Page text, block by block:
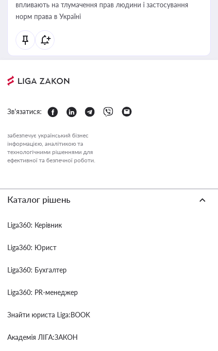
впливають на тлумачення прав людини і застосування
норм права в Україні
Зв'язатися:
забезпечує український бізнес
інформацією, аналітикою та
технологічними рішеннями для
ефективної та безпечної роботи.
Каталог рішень
Liga360: Керівник
Liga360: Юрист
Liga360: Бухгалтер
Liga360: PR-менеджер
Знайти юриста Liga:BOOK
Академія ЛІГА:ЗАКОН